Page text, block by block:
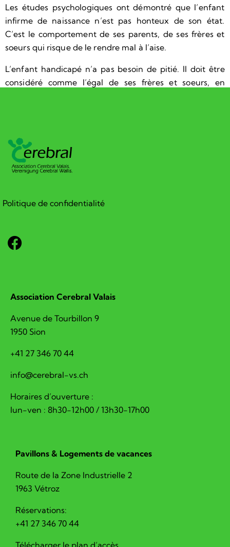
Les études psychologiques ont démontré que l’enfant
infirme de naissance n’est pas honteux de son état.
C’est le comportement de ses parents, de ses frères et
soeurs qui risque de le rendre mal à l’aise.
L’enfant handicapé n’a pas besoin de pitié. Il doit être
considéré comme l’égal de ses frères et soeurs, en
Politique de confidentialité
Association Cerebral Valais
Avenue de Tourbillon 9
1950 Sion
+41 27 346 70 44
hc.sv-larberec@ofni
Horaires d’ouverture :
lun-ven : 8h30-12h00 / 13h30-17h00
Pavillons & Logements de vacances
Route de la Zone Industrielle 2
1963 Vétroz
Réservations:
+41 27 346 70 44